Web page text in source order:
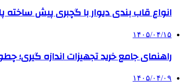
انواع قاب بندی دیوار با گچبری پیش
۱۴۰۵/۰۴/۱۵
راهنمای جامع خرید تجهیزات اندازه گیری؛
۱۴۰۵/۰۴/۰۹